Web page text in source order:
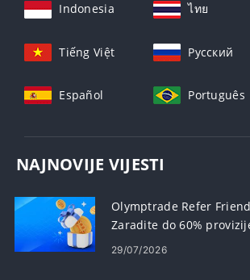
Indonesia ไทย
Tiếng Việt Русский
Español Português
NAJNOVIJE VIJESTI
Olymptrade Refer
Zaradite do 60%
29/07/2026